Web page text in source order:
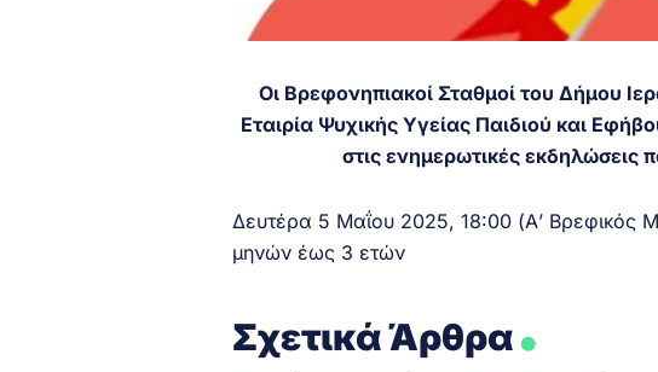
Οι Βρεφονηπιακοί Σταθμοί του Δήμου
Εταιρία Ψυχικής Υγείας Παιδιού και
στις ενημερωτικές
Δευτέρα 5 Μαΐου 2025, 18:00 (Α’ Βρεφικός
μηνών έως 3 ετών
Σχετικά Άρθρα.